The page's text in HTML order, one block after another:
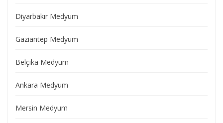
Diyarbakır Medyum
Gaziantep Medyum
Belçika Medyum
Ankara Medyum
Mersin Medyum